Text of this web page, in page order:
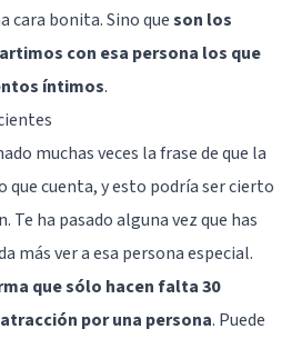
cara bonita. Sino queson los
con esa persona los que
íntimos.
muchas veces la frase de que la
que cuenta, y esto podría ser cierto
Te ha pasadoalguna vez que has
más ver a esa persona especial.
que sólo hacen falta 30
por una persona. Puede